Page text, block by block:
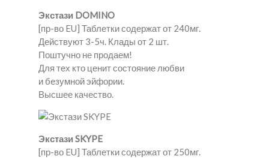
Экстази DOMINO
[пр-во EU] Таблетки содержат от 240мг.
Действуют 3-5ч. Клады от 2 шт.
Поштучно не продаем!
Для тех кто ценит состояние любви
и безумной эйфории.
Высшее качество.
Экстази SKYPE
[пр-во EU] Таблетки содержат от 250мг.